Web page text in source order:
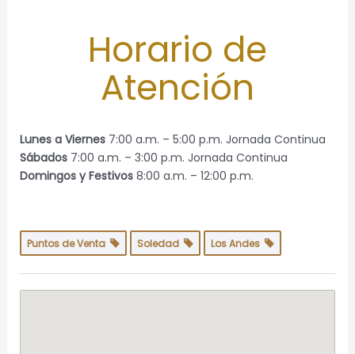
Horario de
Atención
Lunesa Viernes7:00 a.m. – 5:00 p.m. Jornada Continua
Sábados7:00 a.m. – 3:00 p.m. Jornada Continua
Domingos y Festivos 8:00 a.m. – 12:00 p.m.
Puntos de Venta Soledad Los Andes